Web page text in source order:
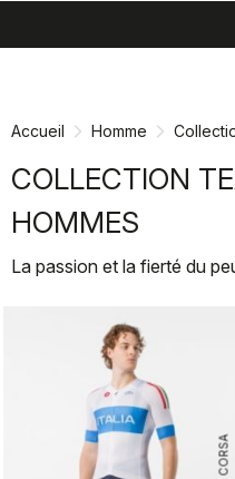
directement
navigation
directement
Accueil Homme
COLLECTION
HOMMES
La passion et la fierté du